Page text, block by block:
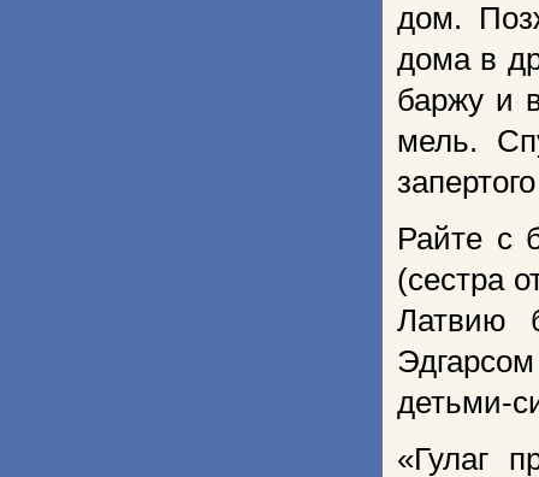
дом.
дома в
баржу и
мель.
Райте с
(сестра
Латвию
детьми-
«Гулаг